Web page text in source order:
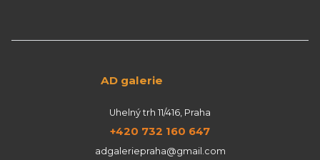
AD galerie
Uhelný trh 11/416, Praha
+420 732 160 647
adgaleriepraha@gmail.com